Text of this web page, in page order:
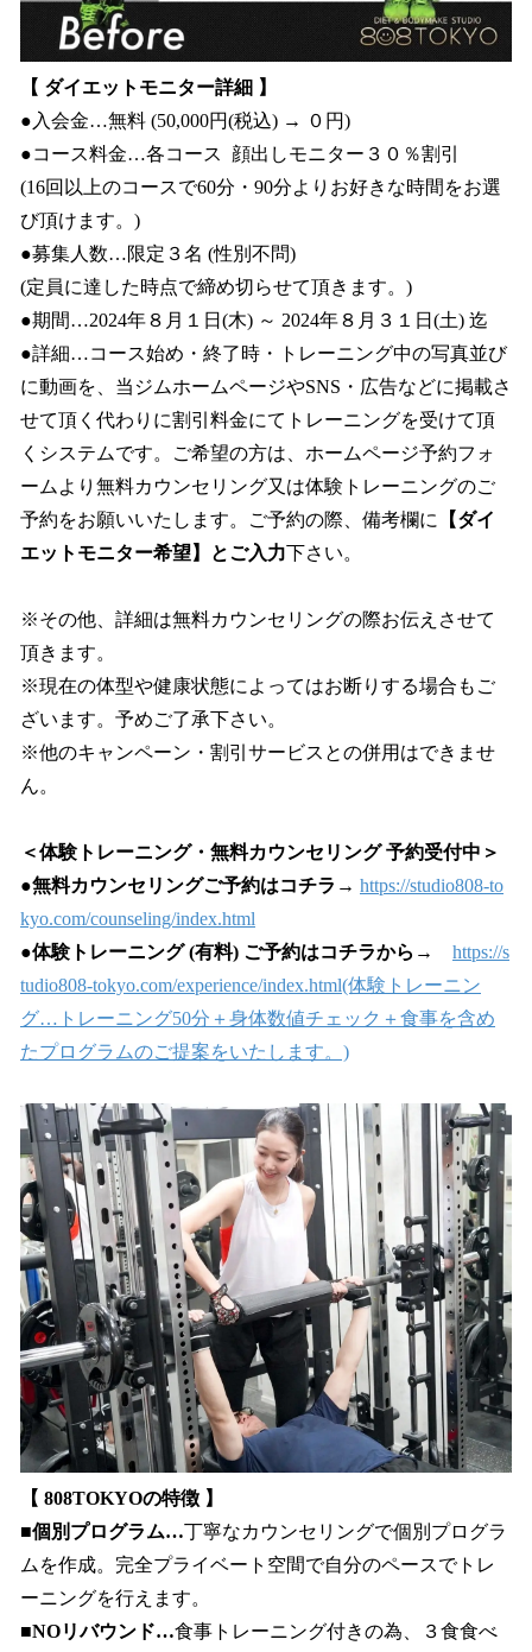
【 ダイエットモニター詳細 】
●入会金…無料 (50,000円(税込) → ０円)
●コース料金…各コース 顔出しモニター３０％割引
(16回以上のコースで60分・90分よりお好きな時間をお選
び頂けます。)
●募集人数…限定３名 (性別不問)
(定員に達した時点で締め切らせて頂きます。)
●期間…2024年８月１日(木) ～ 2024年８月３１日(土) 迄
●詳細…コース始め・終了時・トレーニング中の写真並び
に動画を、当ジムホームページやSNS・広告などに掲載さ
せて頂く代わりに割引料金にてトレーニングを受けて頂
くシステムです。ご希望の方は、ホームページ予約フォ
ームより無料カウンセリング又は体験トレーニングのご
予約をお願いいたします。ご予約の際、備考欄に
【ダイ
エットモニター希望】とご入力下さい。
※その他、詳細は無料カウンセリングの際お伝えさせて
頂きます。
※現在の体型や健康状態によってはお断りする場合もご
ざいます。予めご了承下さい。
※他のキャンペーン・割引サービスとの併用はできませ
ん。
＜体験トレーニング・無料カウンセリング 予約受付中＞
●無料カウンセリングご予約はコチラ → https://studio808-to
kyo.com/counseling/index.html
●体験トレーニング (有料) ご予約はコチラから → https://s
tudio808-tokyo.com/experience/index.html(体験トレーニン
グ…トレーニング50分＋身体数値チェック＋食事を含め
たプログラムのご提案をいたします。)
【 808TOKYOの特徴 】
■個別プログラム…丁寧なカウンセリングで個別プログラ
ムを作成。完全プライベート空間で自分のペースでトレ
ーニングを行えます。
■NOリバウンド…食事トレーニング付きの為、３食食べ